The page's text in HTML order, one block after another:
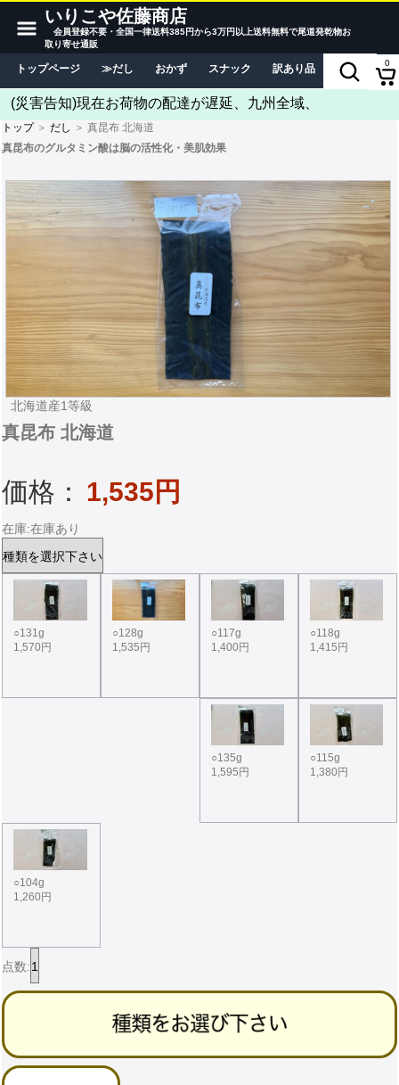
いりこや佐藤商店
会員登録不要・全国一律送料385円から3万円以上送料無料で尾道発乾物お
取り寄せ通販
トップページ だし おかず スナック 訳あり品 当店につい
0
(災害告知)現在お荷物の配達が遅延、九州全域、
トップ＞だし ＞ 真昆布 北海道
真昆布のグルタミン酸は脳の活性化・美肌効果
真昆布 北海道
価格： 1,535円
在庫:在庫あり
○131g
1,570円
○128g
1,535円
○117g
1,400円
○118g
1,415円
○135g
1,595円
○115g
1,380円
○104g
1,260円
点数:
北海道産1等級